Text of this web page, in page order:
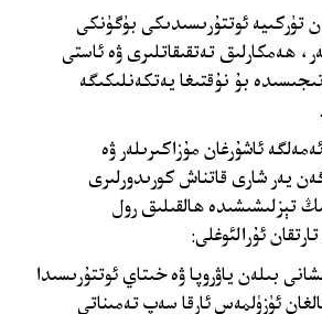
تۈركىيە ئوتتۇرىسىدىكى بۈگۈنكى
ھەمكارلىق تەتقىقاتلىرى ۋە ئاستى
بۇ نۇقتىغا يەتكەنلىكىگە
ئاشۇرغان مۇزاكىرىلەر ۋە
يەر شارى قاتناش كورىدورلىرى
تېزلىشىشىدە ھالقىلىق رول
ئۇرالئوغلى:
پويىز نىشانى بىلەن ياۋروپا ۋە خىتاي ئوتتۇرىسىدا
ئۈزۈلمەسئارقا سەپ تەمىناتى